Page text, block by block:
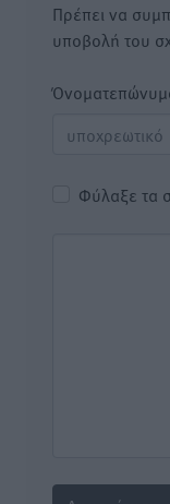
Πρέπει να
υποβολή του
Φύλαξε τα